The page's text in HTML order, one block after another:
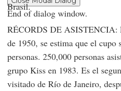
End of dialog window.
Brasil.
RÉCORDS DE
de 1950, se estima que el cupo
personas. 250,000 personas
grupo Kiss en 1983. Es el
visitado de Río de Janeiro,